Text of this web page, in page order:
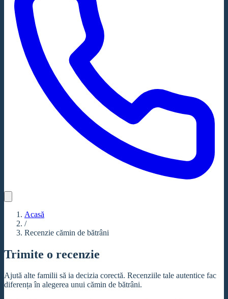
Acasă
/
Recenzie cămin de bătrâni
Trimite o recenzie
Ajută alte familii să ia decizia corectă. Recenziile tale autentice fac
diferența în alegerea unui cămin de bătrâni.